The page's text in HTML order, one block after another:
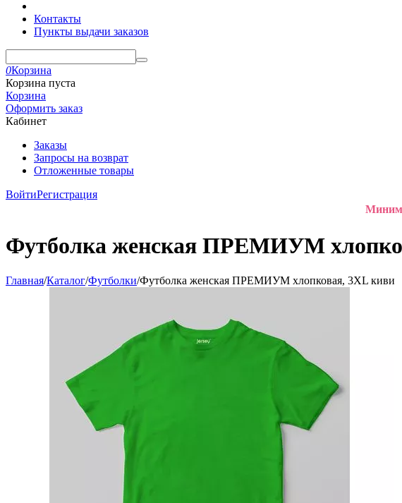
Контакты
Пункты выдачи заказов
0Корзина
Корзина пуста
Корзина
Оформить заказ
Кабинет
Заказы
Запросы на возврат
Отложенные товары
ВойтиРегистрация
Футболка женская ПРЕМИУМ
Главная/Каталог/Футболки/Футболка женская ПРЕМИУМ хлопковая, 3XL киви